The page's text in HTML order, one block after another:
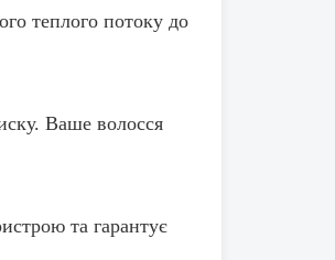
теплого потоку до
Ваше волосся
та гарантує